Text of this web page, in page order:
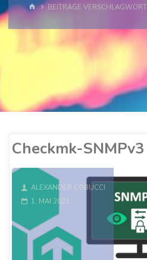
STARTBEITRÄGE
Checkmk-
ALEXANDER COBUCCI
1. MAI 2021